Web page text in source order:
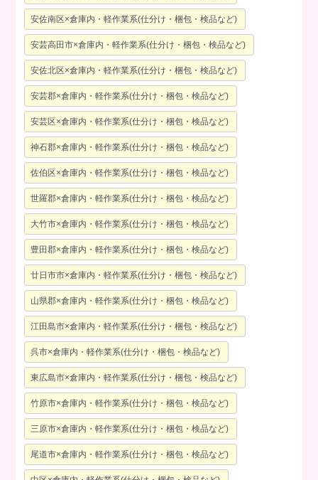
安佐南区×倉庫内・軽作業系(仕分け・梱包・検品など)
安芸高田市×倉庫内・軽作業系(仕分け・梱包・検品など)
安佐北区×倉庫内・軽作業系(仕分け・梱包・検品など)
安芸郡×倉庫内・軽作業系(仕分け・梱包・検品など)
安芸区×倉庫内・軽作業系(仕分け・梱包・検品など)
神石郡×倉庫内・軽作業系(仕分け・梱包・検品など)
佐伯区×倉庫内・軽作業系(仕分け・梱包・検品など)
世羅郡×倉庫内・軽作業系(仕分け・梱包・検品など)
大竹市×倉庫内・軽作業系(仕分け・梱包・検品など)
豊田郡×倉庫内・軽作業系(仕分け・梱包・検品など)
廿日市市×倉庫内・軽作業系(仕分け・梱包・検品など)
山県郡×倉庫内・軽作業系(仕分け・梱包・検品など)
江田島市×倉庫内・軽作業系(仕分け・梱包・検品など)
呉市×倉庫内・軽作業系(仕分け・梱包・検品など)
東広島市×倉庫内・軽作業系(仕分け・梱包・検品など)
竹原市×倉庫内・軽作業系(仕分け・梱包・検品など)
三原市×倉庫内・軽作業系(仕分け・梱包・検品など)
尾道市×倉庫内・軽作業系(仕分け・梱包・検品など)